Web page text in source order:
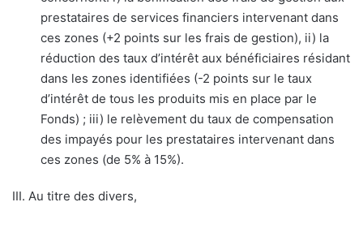
prestataires de services financiers intervenant dans
ces zones (+2 points sur les frais de gestion), ii) la
réduction des taux d’intérêt aux bénéficiaires résidant
dans les zones identifiées (-2 points sur le taux
d’intérêt de tous les produits mis en place par le
Fonds) ; iii) le relèvement du taux de compensation
des impayés pour les prestataires intervenant dans
ces zones (de 5% à 15%).
III. Au titre des divers,